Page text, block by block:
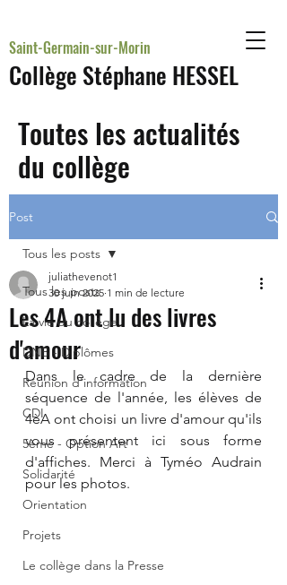
Collège Stéphane HESSEL
Saint-Germain-sur-Morin
Toutes les actualités
du collège
Post
Tous les posts
La vie du collège
DNB - Diplômes
Réunion d'information
CDI
5ème - Option Art
Solidarité
Orientation
Projets
Le collège dans la Presse
Tous les posts
Les 4A ont lu des livres
d'amour
juliathevenot1
30 juin 2025 1 min de lecture
Dans le cadre de la dernière
séquence de l'année, les élèves de
4èA ont choisi un livre d'amour qu'ils
vous présentent ici sous forme
d'affiches. Merci à Tyméo Audrain
pour les photos.